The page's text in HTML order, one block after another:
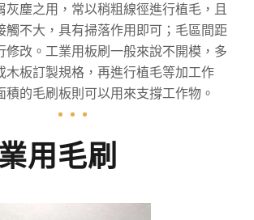
灰塵之用，常以稍粗線徑進行植毛，且
觸不大，具有掃落作用即可；毛區間距
修改。工業用板刷一般來說不開模，多
木板訂製規格，再進行植毛等加工作
積的毛刷板則可以用來支撐工作物。
用毛刷